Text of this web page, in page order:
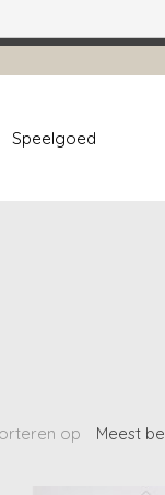
Speelgoed
op Meest
of verwerkt.